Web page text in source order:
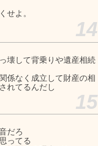
せよ。
14
壊して背乗りや遺産相続
係なく成立して財産の相
れてるんだし
15
だろ
ってる